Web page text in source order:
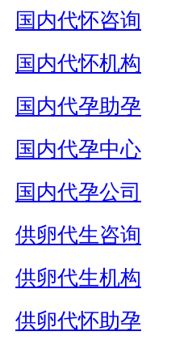
国内代怀咨询
国内代怀机构
国内代孕助孕
国内代孕中心
国内代孕公司
供卵代生咨询
供卵代生机构
供卵代怀助孕